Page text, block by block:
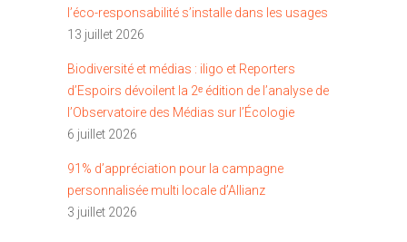
l’éco-responsabilité s’installe dans les usages
13 juillet 2026
Biodiversité et médias : iligo et Reporters
d’Espoirs dévoilent la 2ᵉ édition de l’analyse de
l’Observatoire des Médias sur l’Écologie
6 juillet 2026
91% d’appréciation pour la campagne
personnalisée multi locale d’Allianz
3 juillet 2026